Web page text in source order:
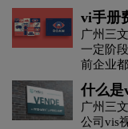
部分是
部分主
调整,这
于市场
明显的。
vi手册
广州三
一定阶
前企业
钱？市
计的价
要了解
什么是
广州三
公司vis